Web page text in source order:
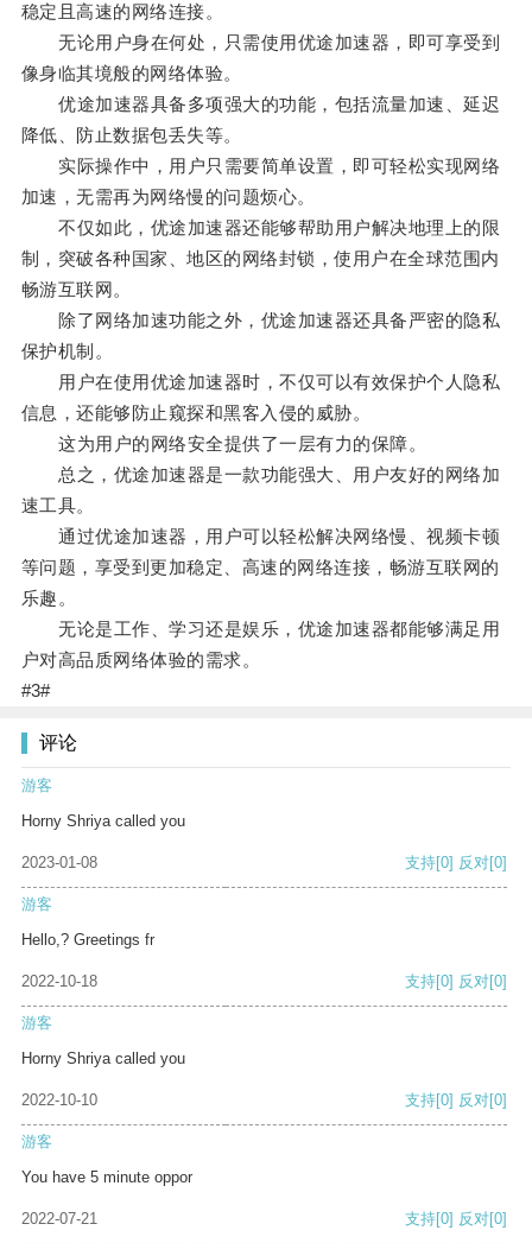
稳定且高速的网络连接。
无论用户身在何处，只需使用优途加速器，即可享受到
像身临其境般的网络体验。
优途加速器具备多项强大的功能，包括流量加速、延迟
降低、防止数据包丢失等。
实际操作中，用户只需要简单设置，即可轻松实现网络
加速，无需再为网络慢的问题烦心。
不仅如此，优途加速器还能够帮助用户解决地理上的限
制，突破各种国家、地区的网络封锁，使用户在全球范围内
畅游互联网。
除了网络加速功能之外，优途加速器还具备严密的隐私
保护机制。
用户在使用优途加速器时，不仅可以有效保护个人隐私
信息，还能够防止窥探和黑客入侵的威胁。
这为用户的网络安全提供了一层有力的保障。
总之，优途加速器是一款功能强大、用户友好的网络加
速工具。
通过优途加速器，用户可以轻松解决网络慢、视频卡顿
等问题，享受到更加稳定、高速的网络连接，畅游互联网的
乐趣。
无论是工作、学习还是娱乐，优途加速器都能够满足用
户对高品质网络体验的需求。
#3#
评论
游客
Horny Shriya called you
2023-01-08 支持[0] 反对[0]
游客
Hello,? Greetings fr
2022-10-18 支持[0] 反对[0]
游客
Horny Shriya called you
2022-10-10 支持[0] 反对[0]
游客
You have 5 minute oppor
2022-07-21 支持[0] 反对[0]